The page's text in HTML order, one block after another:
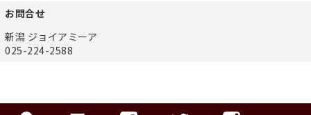
お問合せ
新潟 ジョイアミーア
025-224-2588